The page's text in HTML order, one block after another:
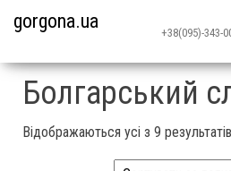
gorgona.ua
+38(095)-343-
Болгарський
Відображаються усі з 9 результатів